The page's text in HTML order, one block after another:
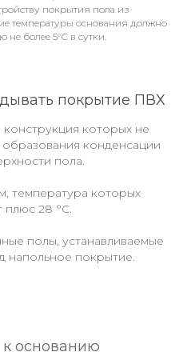
покрытия пола из
температуры основания должно
не более 5°С в сутки.
покрытие ПВХ
которых не
образования конденсации
пола.
температура которых
плюс 28 °С.
полы, устанавливаемые
напольное покрытие.
основанию